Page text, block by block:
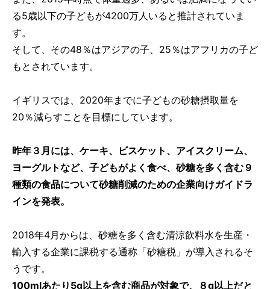
る5歳以下の子どもが4200万人いると推計されていま
す。
そして、その48％はアジアの子、25％はアフリカの子ど
もとされています。
イギリスでは、2020年までに子どもの砂糖摂取量を
20％減らすことを目標にしています。
昨年３月には、ケーキ、ビスケット、アイスクリーム、
ヨーグルトなど、子どもがよく食べ、砂糖を多く含む９
種類の食品について砂糖削減のための企業向けガイドラ
インを発表。
2018年4月からは、砂糖を多く含む清涼飲料水を生産・
輸入する企業に課税する通称「砂糖税」が導入されるそ
うです。
100mlあたり5g以上を含む商品が対象で、８g以上だと